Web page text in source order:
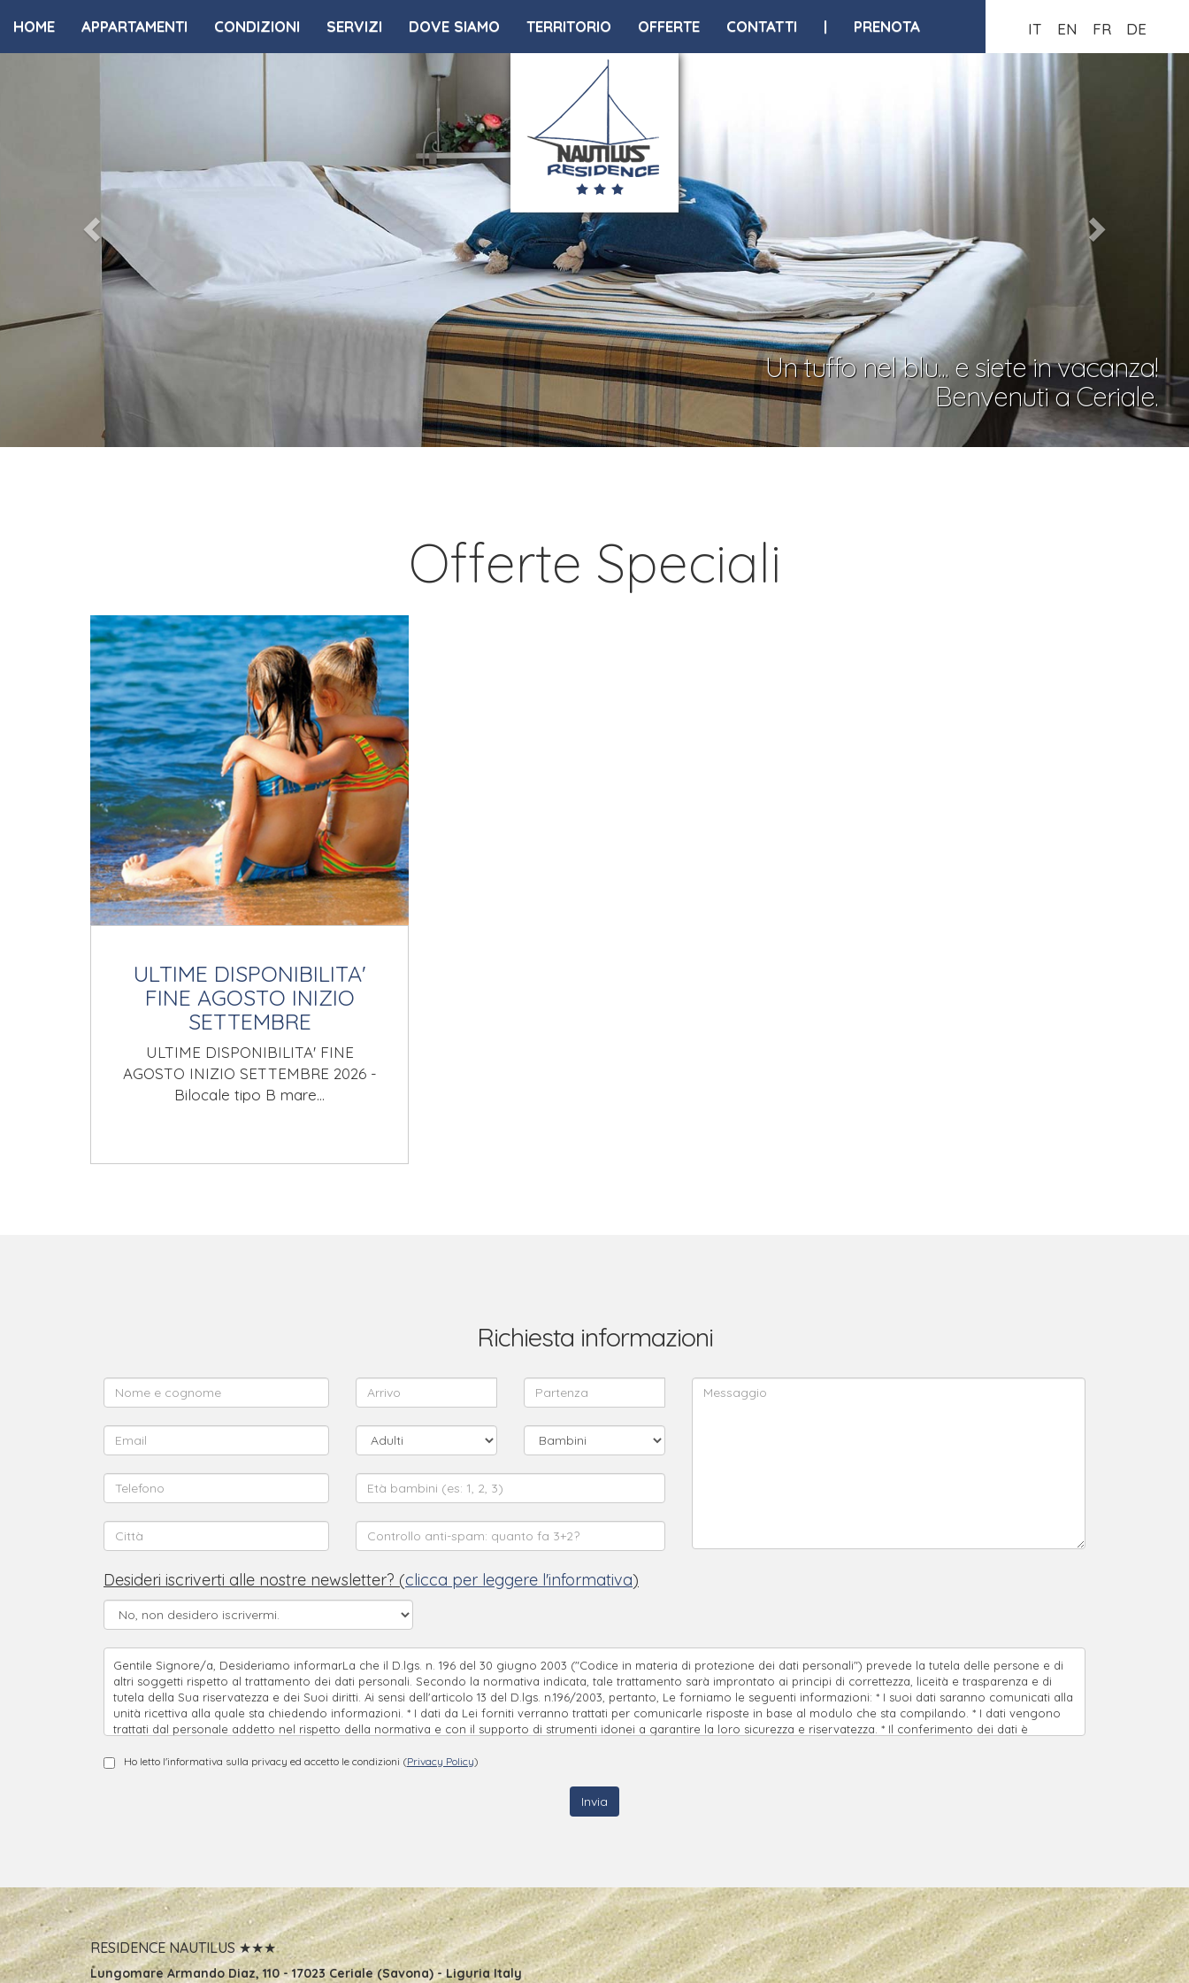
HOME APPARTAMENTI CONDIZIONI SERVIZI DOVE SIAMO TERRITORIO OFFERTE CONTATTI | PRENOTA IT EN FR DE
Un tuffo nel blu... e siete in vacanza!
Benvenuti a Ceriale.
Offerte Speciali
ULTIME DISPONIBILITA'
FINE AGOSTO INIZIO
SETTEMBRE
ULTIME DISPONIBILITA' FINE
AGOSTO INIZIO SETTEMBRE 2026 -
Bilocale tipo B mare…
Richiesta informazioni
Desideri iscriverti alle nostre newsletter? (clicca per leggere l'informativa)
Gentile Signore/a, Desideriamo informarLa che il D.lgs. n. 196 del 30 giugno 2003 ("Codice in materia di protezione dei dati personali") prevede la tutela delle persone e di
altri soggetti rispetto al trattamento dei dati personali. Secondo la normativa indicata, tale trattamento sarà improntato ai principi di correttezza, liceità e trasparenza e di
tutela della Sua riservatezza e dei Suoi diritti. Ai sensi dell'articolo 13 del D.lgs. n.196/2003, pertanto, Le forniamo le seguenti informazioni: * I suoi dati saranno comunicati alla
unità ricettiva alla quale sta chiedendo informazioni. * I dati da Lei forniti verranno trattati per comunicarle risposte in base al modulo che sta compilando. * I dati vengono
trattati dal personale addetto nel rispetto della normativa e con il supporto di strumenti idonei a garantire la loro sicurezza e riservatezza. * Il conferimento dei dati è
Motel Nautilus di Merlo Pietro & c snc Lungomare Diaz 110 17023 Ceriale (Sv) Gli utenti possono esercitare i diritti di cui all’articolo 7 del D. Lgs. n. 196/03 (accesso,
Ho letto l'informativa sulla privacy ed accetto le condizioni (Privacy Policy)
RESIDENCE NAUTILUS ★★★
Lungomare Armando Diaz, 110-17023 Ceriale (Savona) - Liguria Italy